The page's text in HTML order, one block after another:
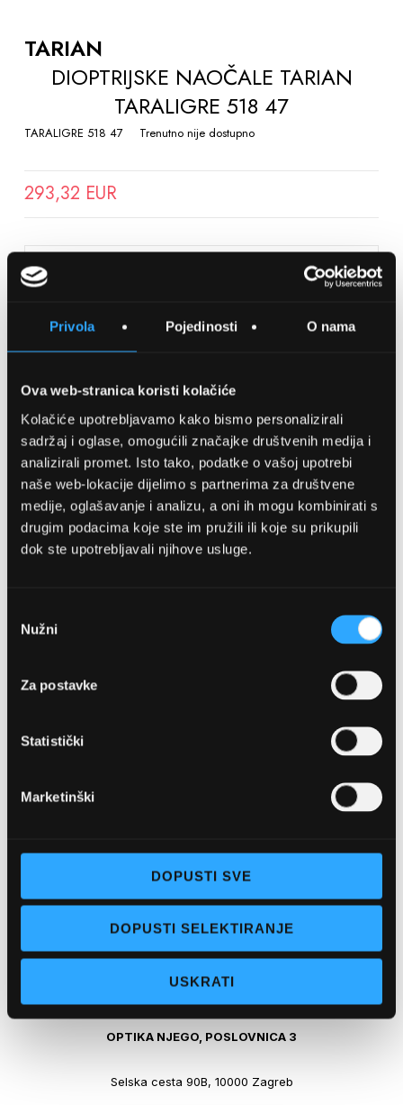
Privola Pojedinosti O nama
Ova web-stranica koristi kolačiće
Kolačiće upotrebljavamo kako bismo personalizirali
sadržaj i oglase, omogućili značajke društvenih medija i
analizirali promet. Isto tako, podatke o vašoj upotrebi
naše web-lokacije dijelimo s partnerima za društvene
medije, oglašavanje i analizu, a oni ih mogu kombinirati s
drugim podacima koje ste im pružili ili koje su prikupili
dok ste upotrebljavali njihove usluge.
pristanka
Nužni
Za postavke
Statistički
Marketinški
DOPUSTI SVE
DOPUSTI SELEKTIRANJE
USKRATI
THE
BEGINNING
GALLERY
TARIAN
DIOPTRIJSKE NAOČALE TARIAN
TARALIGRE 518 47
TARALIGRE 518 47 Trenutno nije dostupno
293,32 EUR
SPREMITE NA LISTU ŽELJA
Detalji
OPTIKA NJEGO, POSLOVNICA 1
Pon - pet: 07 - 21h,
Sub: 07-21h
webshop@optikanjego.hr
OPTIKA NJEGO, POSLOVNICA 3
Selska cesta 90B, 10000 Zagreb